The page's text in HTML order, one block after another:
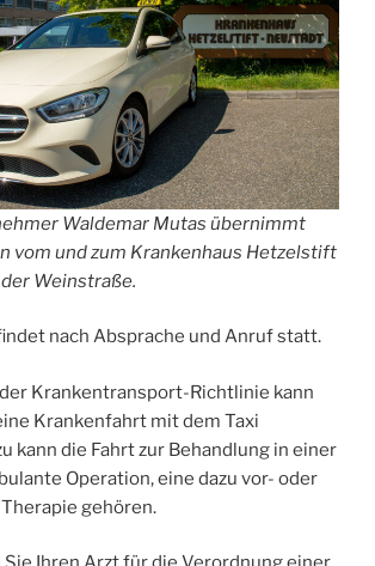
Waldemar Mutas übernimmt
vom und zum Krankenhaus Hetzelstift
Weinstraße.
nach Absprache und Anruf statt.
Krankentransport-Richtlinie kann
Krankenfahrt mit dem Taxi
kann die Fahrt zur Behandlung in einer
Operation, eine dazu vor- oder
gehören.